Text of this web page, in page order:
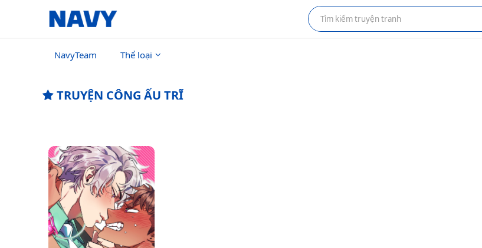
NavyTeam Thể loại
TRUYỆN CÔNG ẤU TRĨ